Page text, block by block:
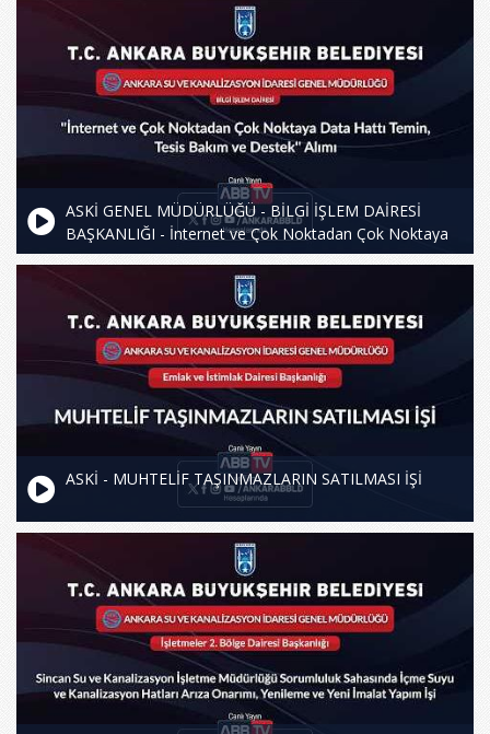
ASKİ GENEL MÜDÜRLÜĞÜ - BİLGİ İŞLEM DAİRESİ
BAŞKANLIĞI - İnternet ve Çok Noktadan Çok Noktaya
Data Hattı Temin, Tesis Bakım ve Destek Alımı
ASKİ - MUHTELİF TAŞINMAZLARIN SATILMASI İŞİ